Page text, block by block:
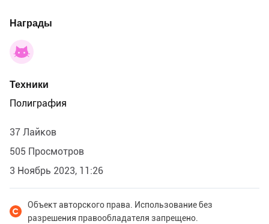
Награды
Техники
Полиграфия
37 Лайков
505 Просмотров
3 Ноябрь 2023, 11:26
Объект авторского права. Использование без
разрешения правообладателя запрещено.